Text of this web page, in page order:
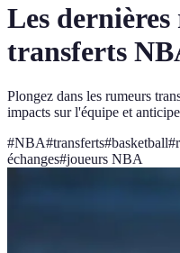
Les
transferts
Plongez dans les rumeurs
impacts sur l'équipe et
#NBA#transferts#basketball#
échanges#joueurs NBA